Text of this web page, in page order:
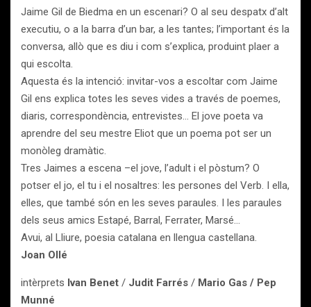
Jaime Gil de Biedma en un escenari? O al seu despatx d’alt
executiu, o a la barra d’un bar, a les tantes; l’important és la
conversa, allò que es diu i com s’explica, produint plaer a
qui escolta.
Aquesta és la intenció: invitar-vos a escoltar com Jaime
Gil ens explica totes les seves vides a través de poemes,
diaris, correspondència, entrevistes… El jove poeta va
aprendre del seu mestre Eliot que un poema pot ser un
monòleg dramàtic.
Tres Jaimes a escena –el jove, l’adult i el pòstum? O
potser el jo, el tu i el nosaltres: les persones del Verb. I ella,
elles, que també són en les seves paraules. I les paraules
dels seus amics Estapé, Barral, Ferrater, Marsé…
Avui, al Lliure, poesia catalana en llengua castellana.
Joan Ollé
intèrprets Ivan Benet / Judit Farrés / Mario Gas / Pep
Munné